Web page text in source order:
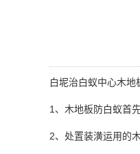
白坭治白蚁中心木地
1、 木地板防白蚁首
2、处置装潢运用的